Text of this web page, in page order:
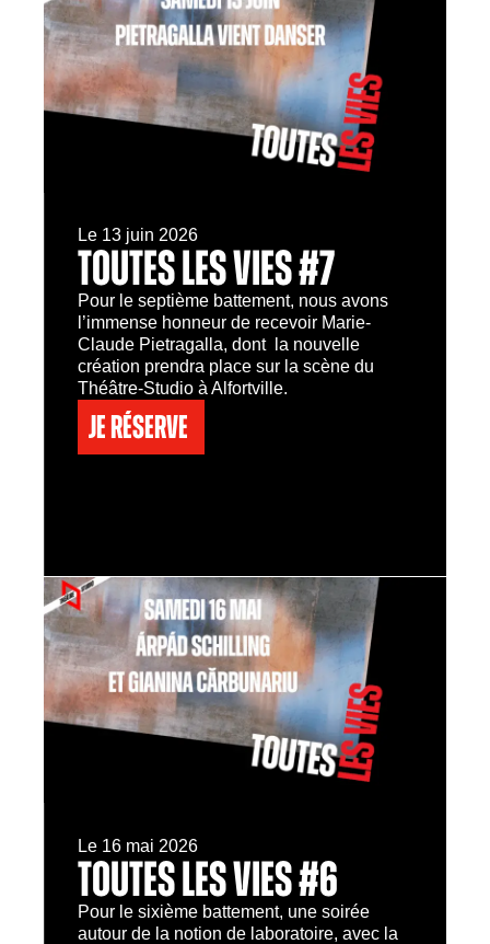
Le 13 juin 2026
TOUTES LES VIES #7
Pour le septième battement, nous avons
l’immense honneur de recevoir Marie-
Claude Pietragalla, dont la nouvelle
création prendra place sur la scène du
Théâtre-Studio à Alfortville.
Je réserve
Le 16 mai 2026
TOUTES LES VIES #6
Pour le sixième battement, une soirée
autour de la notion de laboratoire, avec la